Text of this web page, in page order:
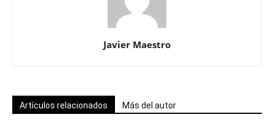
Javier Maestro
Artículos relacionados Más del autor